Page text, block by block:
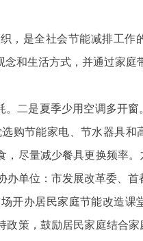
是全社会节能减排工作
念和生活方式，并通过家庭
二是夏季少用空调多开窗
购节能家电、节水器具和
尽量减少餐具更换频率。
办单位：市发展改革委、首
办居民家庭节能改造课
策，鼓励居民家庭结合